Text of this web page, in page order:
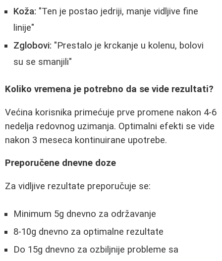
Koža: "Ten je postao jedriji, manje vidljive fine
linije"
Zglobovi: "Prestalo je krckanje u kolenu, bolovi
su se smanjili"
Koliko vremena je potrebno da se vide rezultati?
Većina korisnika primećuje prve promene nakon 4-6
nedelja redovnog uzimanja. Optimalni efekti se vide
nakon 3 meseca kontinuirane upotrebe.
Preporučene dnevne doze
Za vidljive rezultate preporučuje se:
Minimum 5g dnevno za održavanje
8-10g dnevno za optimalne rezultate
Do 15g dnevno za ozbiljnije probleme sa